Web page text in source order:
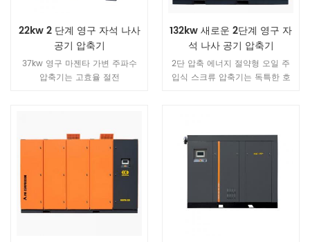
22kw 2 단계 영구 자석 나사
공기 압축기
37kw 영구 마젠타 가변 주파수
압축기는 고효율 절전
기 운전을 실현합니다.
132kw 새로운 2단계 영구 자
석 나사 공기 압축기
2단 압축 에너지 절약형 오일 주
입식 스크류 압축기는 독특한 호
뿐만 아니라 각 스테이지의 낮은
압축비, 로터와 베어링에 가해지
는 작은 힘, 대형 로터로 인해 보
작동이 가능합니다. 직경과 저속.